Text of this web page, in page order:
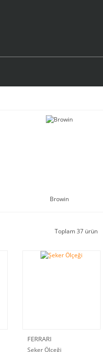
Browin
Toplam 37 ürün
FERRARI
Şeker Ölçeği